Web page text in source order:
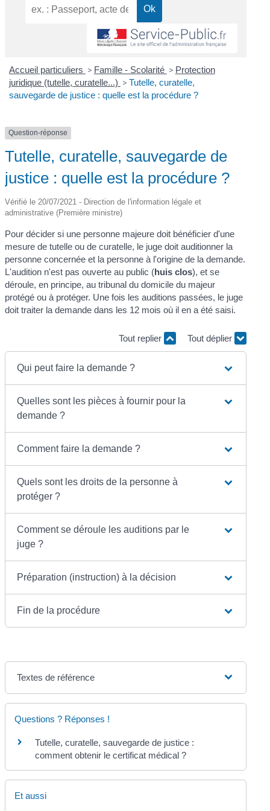
Accueil particuliers > Famille - Scolarité > Protection
juridique (tutelle, curatelle...) > Tutelle, curatelle,
sauvegarde de justice : quelle est la procédure ?
Question-réponse
Tutelle, curatelle, sauvegarde de
justice : quelle est la procédure ?
Vérifié le 20/07/2021 - Direction de l'information légale et
administrative (Première ministre)
Pour décider si une personne majeure doit bénéficier d'une
mesure de tutelle ou de curatelle, le juge doit auditionner la
personne concernée et la personne à l'origine de la demande.
L'audition n'est pas ouverte au public (huis clos), et se
déroule, en principe, au tribunal du domicile du majeur
protégé ou à protéger. Une fois les auditions passées, le juge
doit traiter la demande dans les 12 mois où il en a été saisi.
Tout replier Tout déplier
Qui peut faire la demande ?
Quelles sont les pièces à fournir pour la
demande ?
Comment faire la demande ?
Quels sont les droits de la personne à
protéger ?
Comment se déroule les auditions par le
juge ?
Préparation (instruction) à la décision
Fin de la procédure
Textes de référence
Questions ? Réponses !
Tutelle, curatelle, sauvegarde de justice :
comment obtenir le certificat médical ?
Et aussi